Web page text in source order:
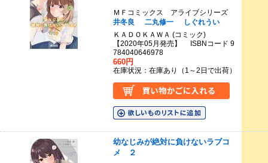
ＭＦコミックス アライブシリーズ
井冬良
二丸修一
しぐれうい
ＫＡＤＯＫＡＷＡ (コミック)
【2020年05月発売】 ISBNコード 9
784040646978
660円
在庫状況：在庫あり（1～2日で出荷）
幼なじみが絶対に負けないラブコ
メ ２